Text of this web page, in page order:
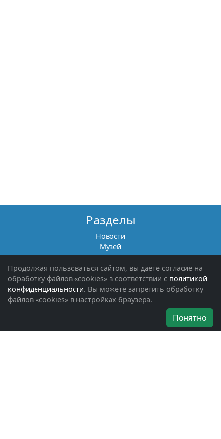
Разделы
Новости
Музей
Книги памяти
Фотоальбомы
Обращения граждан
Помощь участникам СВО и их семьям
Об организации
Наши награды
Продолжая пользоваться сайтом, вы даете согласие на
обработку файлов «cookies» в соответствии с политикой
конфиденциальности. Вы можете запретить обработку
файлов «cookies» в настройках браузера.
Понятно